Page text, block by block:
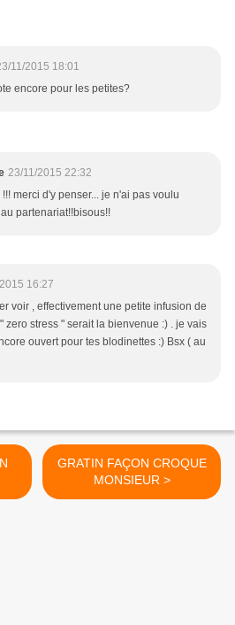
11/2015 18:01
encore pour les petites?
23/11/2015 22:32
merci d'y penser... je n'ai pas voulu
partenariat!!bisous!!
16:27
voir , effectivement une petite infusion de
zero stress " serait la bienvenue :) . je vais
ouvert pour tes blodinettes :) Bsx ( au
GRATIN FAÇON CROQUE
MONSIEUR >